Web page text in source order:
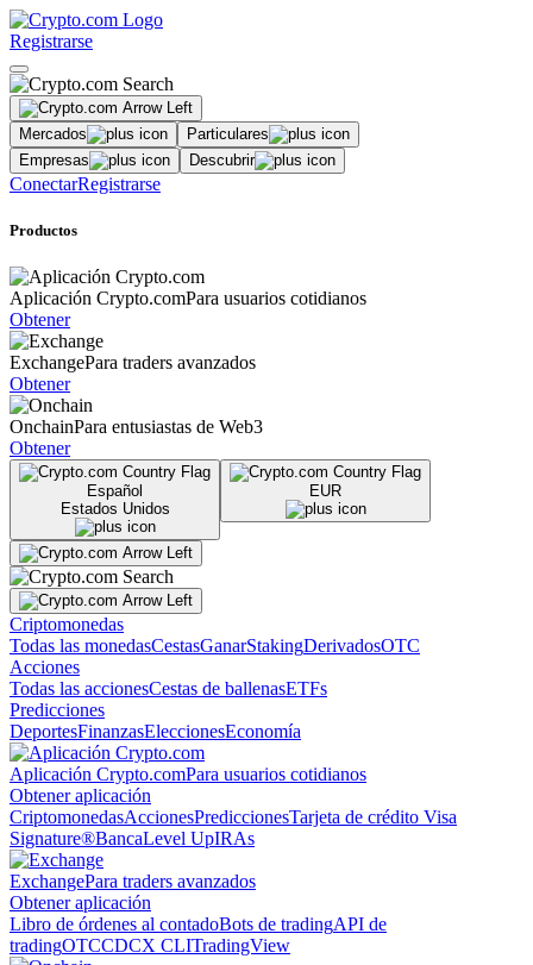
Registrarse
Mercados
Particulares
Empresas
Descubrir
ConectarRegistrarse
Productos
Aplicación Crypto.comPara usuarios cotidianos
Obtener
ExchangePara traders avanzados
Obtener
OnchainPara entusiastas de Web3
Obtener
Español
Estados Unidos
EUR
Criptomonedas
Todas las monedasCestasGanarStakingDerivadosOTC
Acciones
Todas las accionesCestas de ballenasETFs
Predicciones
DeportesFinanzasEleccionesEconomía
Aplicación Crypto.comPara usuarios cotidianos
Obtener aplicación
CriptomonedasAccionesPrediccionesTarjeta de crédito Visa
Signature®BancaLevel UpIRAs
ExchangePara traders avanzados
Obtener aplicación
Libro de órdenes al contadoBots de tradingAPI de
tradingOTCCDCX CLITradingView